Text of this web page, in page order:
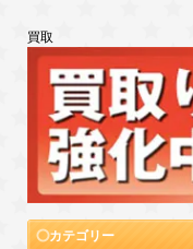
買取
カテゴリー